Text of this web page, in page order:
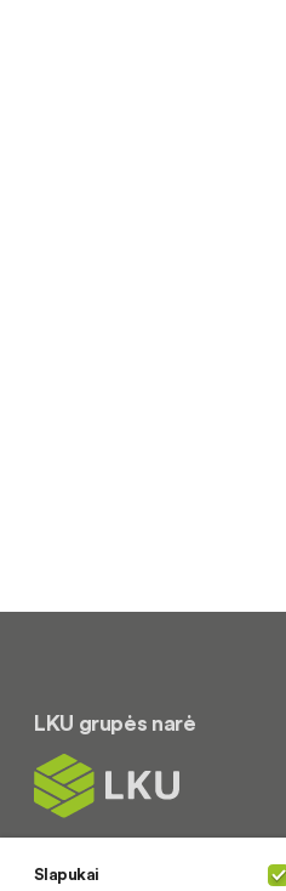
LKU grupės narė
Slapukai